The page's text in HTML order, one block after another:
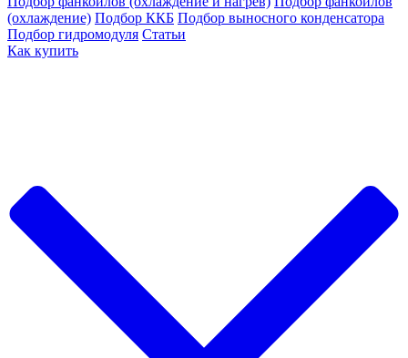
(охлаждение) Подбор ККБ Подбор выносного конденсатора
Подбор гидромодуля Статьи
Как купить